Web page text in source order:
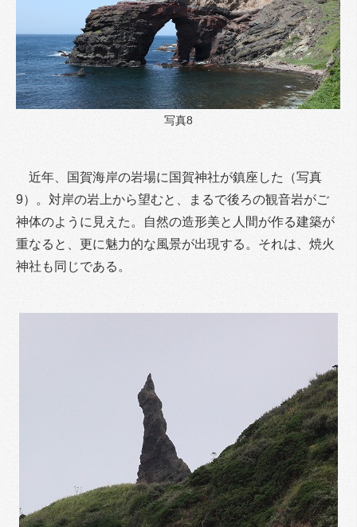
写真8
近年、国賀海岸の岩場に国賀神社が鎮座した（写真
9）。対岸の岩上から望むと、まるで後ろの観音岩がご
神体のように見えた。自然の造形美と人間が作る建築が
重なると、更に魅力的な風景が出現する。それは、焼火
神社も同じである。